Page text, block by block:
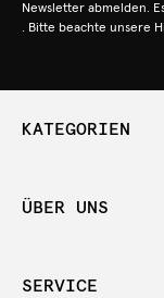
Newsletter abmelden.
. Bitte beachte unsere
KATEGORIEN
ÜBER UNS
SERVICE